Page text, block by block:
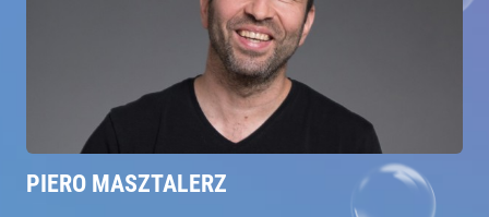
PIERO MASZTALERZ